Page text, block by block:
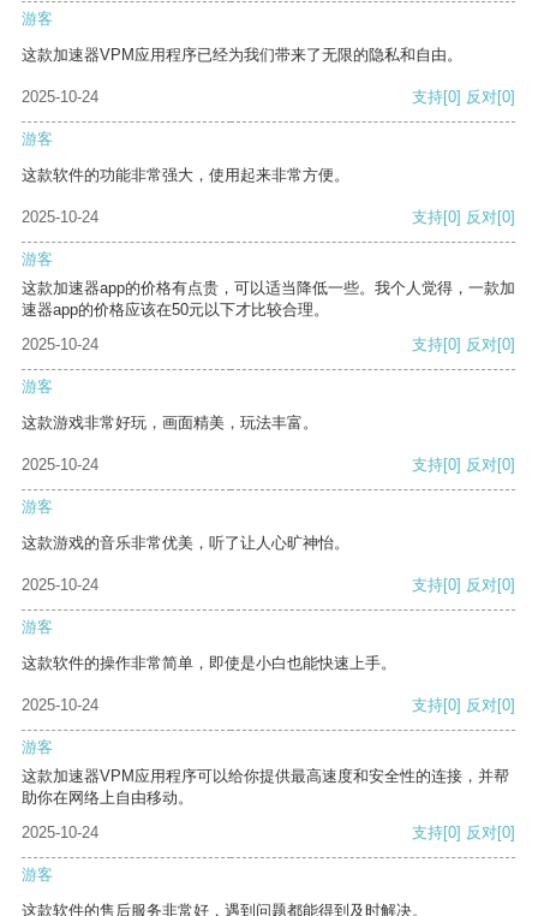
游客
这款加速器VPM应用程序已经为我们带来了无限的隐私和自由。
2025-10-24 支持[0] 反对[0]
游客
这款软件的功能非常强大，使用起来非常方便。
2025-10-24 支持[0] 反对[0]
游客
这款加速器app的价格有点贵，可以适当降低一些。我个人觉得，一款加
速器app的价格应该在50元以下才比较合理。
2025-10-24
支持[0] 反对[0]
游客
这款游戏非常好玩，画面精美，玩法丰富。
2025-10-24 支持[0] 反对[0]
游客
这款游戏的音乐非常优美，听了让人心旷神怡。
2025-10-24 支持[0] 反对[0]
游客
这款软件的操作非常简单，即使是小白也能快速上手。
2025-10-24 支持[0] 反对[0]
游客
这款加速器VPM应用程序可以给你提供最高速度和安全性的连接，并帮
助你在网络上自由移动。
2025-10-24
支持[0] 反对[0]
游客
这款软件的售后服务非常好，遇到问题都能得到及时解决。